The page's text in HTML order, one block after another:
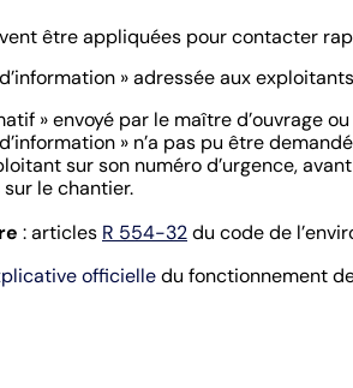
être appliquées pour contacter
d’information » adressée aux
» envoyé par le maître
d’information » n’a pas pu être
sur son numéro d’urgence,
le chantier.
: articles R 554-32du code de
officielledu fonctionnement